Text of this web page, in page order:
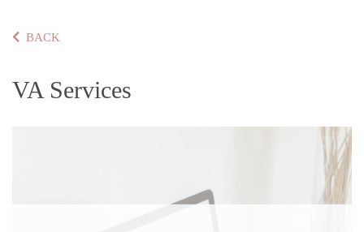
BACK
VA Services